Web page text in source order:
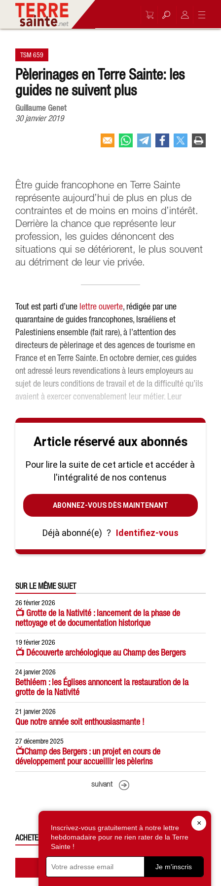
TSM 659
Pèlerinages en Terre Sainte: les
guides ne suivent plus
Guillaume Genet
30 janvier 2019
Être guide francophone en Terre Sainte
représente aujourd’hui de plus en plus de
contraintes et de moins en moins d’intérêt.
Derrière la chance que représente leur
profession, les guides dénoncent des
situations qui se détériorent, le plus souvent
au détriment de leur vie privée.
Tout est parti d’une lettre ouverte, rédigée par une
quarantaine de guides francophones, Israéliens et
Palestiniens ensemble (fait rare), à l’attention des
directeurs de pèlerinage et des agences de tourisme en
France et en Terre Sainte. En octobre dernier, ces guides
ont adressé leurs revendications à leurs employeurs au
sujet de leurs conditions de travail et de la difficulté qu’ils
avaient à exercer convenablement leur métier. Leur
Article réservé aux abonnés
Pour lire la suite de cet article et accéder à
l'intégralité de nos contenus
ABONNEZ-VOUS DÈS MAINTENANT
Déjà abonné(e) ? Identifiez-vous
SUR LE MÊME SUJET
26 février 2026
📺 Grotte de la Nativité : lancement de la phase de
nettoyage et de documentation historique
19 février 2026
📺 Découverte archéologique au Champ des Bergers
24 janvier 2026
Bethléem : les Églises annoncent la restauration de la
grotte de la Nativité
21 janvier 2026
Que notre année soit enthousiasmante !
27 décembre 2025
📺Champ des Bergers : un projet en cours de
développement pour accueillir les pèlerins
suivant
ACHETEZ CE NUMÉRO
Accédez à la boutique
×
Inscrivez-vous gratuitement à notre lettre
hebdomadaire pour ne rien rater de la Terre
Sainte !
Je m'inscris